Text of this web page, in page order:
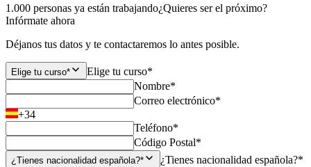
1.000 personas ya están trabajando¿Quieres ser el próximo?
Infórmate ahora
Déjanos tus datos y te contactaremos lo antes posible.
Elige tu curso*
Elige tu curso*
Nombre*
Correo electrónico*
+34
Teléfono*
Código Postal*
¿Tienes nacionalidad española?* ¿Tienes nacionalidad española?*